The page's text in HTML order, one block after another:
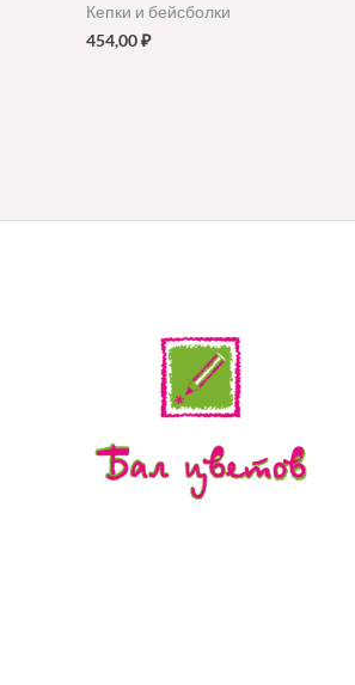
Кепки и бейсболки
454,00₽